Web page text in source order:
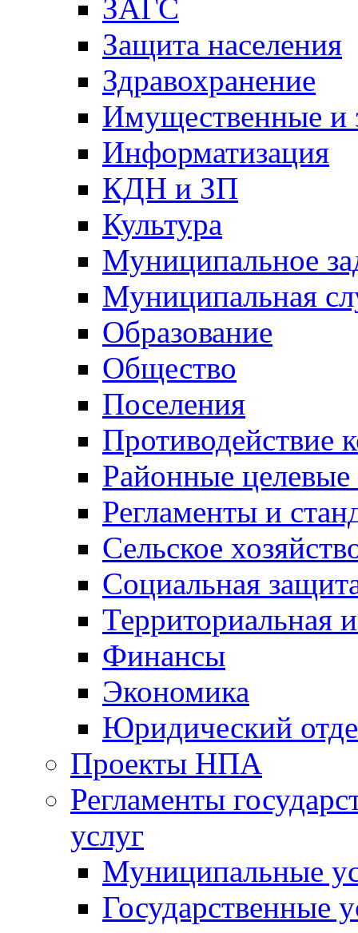
ЗАГС
Защита населения
Здравохранение
Имущественные и
Информатизация
КДН и ЗП
Культура
Муниципальное
Муниципальная
Образование
Общество
Поселения
Противодействие
Районные
Регламенты и
Сельское
Социальная
Территориальная
Финансы
Экономика
Юридический
Проекты НПА
Регламенты
услуг
Муниципальные
Государственные